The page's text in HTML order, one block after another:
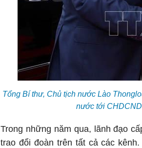
Tổng Bí thư, Chủ tịch nước Lào
nước tới
Trong những năm qua, lãnh đạo
trao đổi đoàn trên tất cả các